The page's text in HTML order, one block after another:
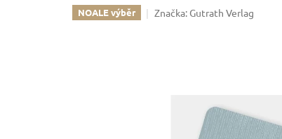
NOALE výběr Značka: Gutrath Verlag